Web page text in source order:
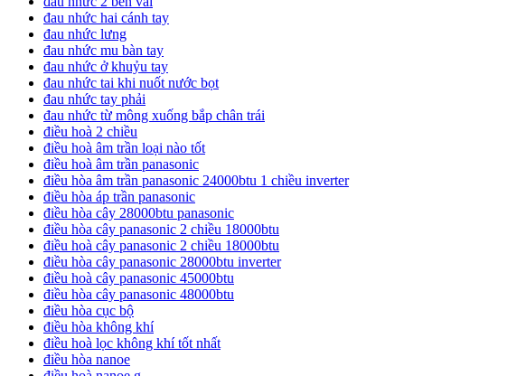
đau nhức hai cánh tay
đau nhức lưng
đau nhức mu bàn tay
đau nhức ở khuỷu tay
đau nhức tai khi nuốt nước bọt
đau nhức tay phải
đau nhức từ mông xuống bắp chân trái
điều hoà 2 chiều
điều hoà âm trần loại nào tốt
điều hoà âm trần panasonic
điều hòa âm trần panasonic 24000btu 1 chiều inverter
điều hòa áp trần panasonic
điều hòa cây 28000btu panasonic
điều hòa cây panasonic 2 chiều 18000btu
điều hoà cây panasonic 2 chiều 18000btu
điều hòa cây panasonic 28000btu inverter
điều hoà cây panasonic 45000btu
điều hòa cây panasonic 48000btu
điều hòa cục bộ
điều hòa không khí
điều hoà lọc không khí tốt nhất
điều hòa nanoe